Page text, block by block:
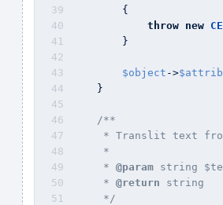
        {
throw new
        }
$object ->
    }
/**
* Translit text
     *
     *
@param string
     *
@return string
     */